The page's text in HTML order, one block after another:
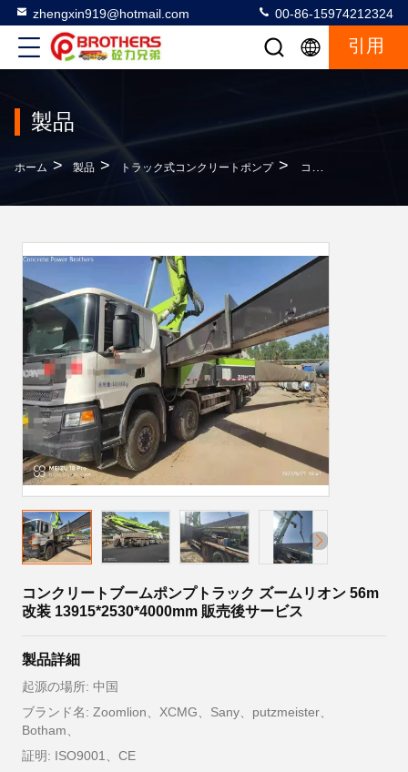
zhengxin919@hotmail.com 00-86-15974212324
引用
製品
ホーム > 製品 > トラック式コンクリートポンプ > コンクリートブームポンプトラック ズームリオン 56m 改装 13915*2530*4000mm 販売後サービス
コンクリートブームポンプトラック ズームリオン 56m
改装 13915*2530*4000mm 販売後サービス
製品詳細
起源の場所: 中国
ブランド名: Zoomlion、XCMG、Sany、putzmeister、
Botham、
証明: ISO9001、CE